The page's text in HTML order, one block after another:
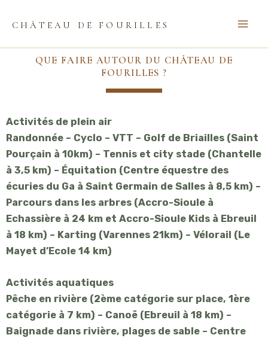
CHÂTEAU DE FOURILLES
QUE FAIRE AUTOUR DU CHÂTEAU DE
FOURILLES ?
Activités de plein air
Randonnée – Cyclo – VTT – Golf de Briailles (Saint
Pourçain à 10km) – Tennis et city stade (Chantelle
à 3,5 km) – Équitation (Centre équestre des
écuries du Ga à Saint Germain de Salles à 8,5 km) –
Parcours dans les arbres (Accro-Sioule à
Echassière à 24 km et Accro-Sioule Kids à Ebreuil
à 18 km) – Karting (Varennes 21km) – Vélorail (Le
Mayet d’Ecole 14 km)
Activités aquatiques
Pêche en rivière (2ème catégorie sur place, 1ère
catégorie à 7 km) – Canoë (Ebreuil à 18 km) –
Baignade dans rivière, plages de sable – Centre